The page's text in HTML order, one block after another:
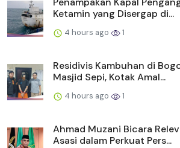
Ketamin yang Disergap di...
4 hours ago 1
Residivis Kambuhan di
Masjid Sepi, Kotak Amal...
4 hours ago 1
Ahmad Muzani Bicara
Asasi dalam Perkuat Pers...